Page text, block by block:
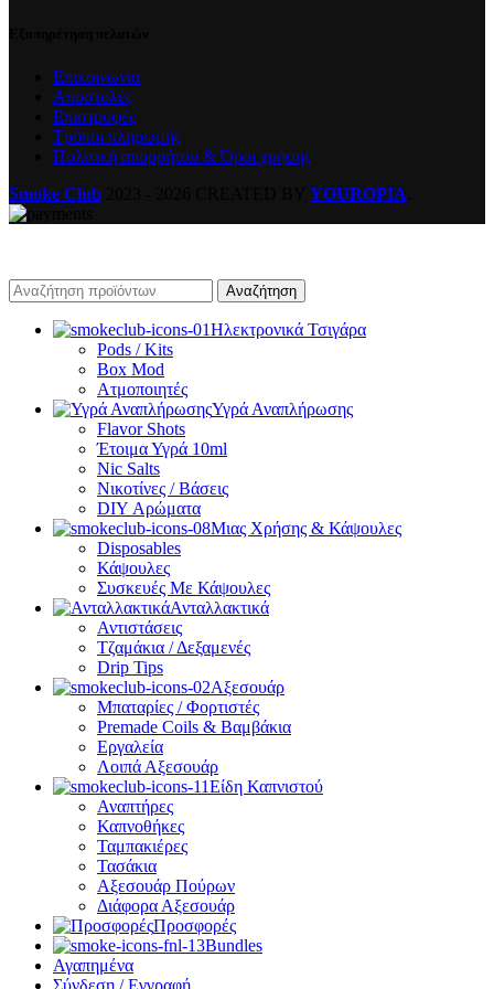
Επικοινωνία
Αποστολές
Επιστροφές
Τρόποι πληρωμής
Πολιτική απορρήτου & Όροι χρήσης
Smoke Club
YOUROPIA
Αναζήτηση
Ηλεκτρονικά Τσιγάρα
Pods / Kits
Box Mod
Ατμοποιητές
Υγρά Αναπλήρωσης
Flavor Shots
Έτοιμα Υγρά 10ml
Nic Salts
Νικοτίνες / Βάσεις
DIY Αρώματα
Μιας Χρήσης & Κάψουλες
Disposables
Κάψουλες
Συσκευές Με Κάψουλες
Ανταλλακτικά
Αντιστάσεις
Τζαμάκια / Δεξαμενές
Drip Tips
Αξεσουάρ
Μπαταρίες / Φορτιστές
Premade Coils & Βαμβάκια
Εργαλεία
Λοιπά Αξεσουάρ
Είδη Καπνιστού
Αναπτήρες
Καπνοθήκες
Ταμπακιέρες
Τασάκια
Αξεσουάρ Πούρων
Διάφορα Αξεσουάρ
Προσφορές
Bundles
Αγαπημένα
Σύνδεση / Εγγραφή